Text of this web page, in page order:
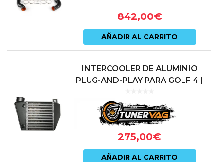
842,00€
AÑADIR AL CARRITO
INTERCOOLER DE ALUMINIO
PLUG-AND-PLAY PARA GOLF 4 |
275,00€
AÑADIR AL CARRITO